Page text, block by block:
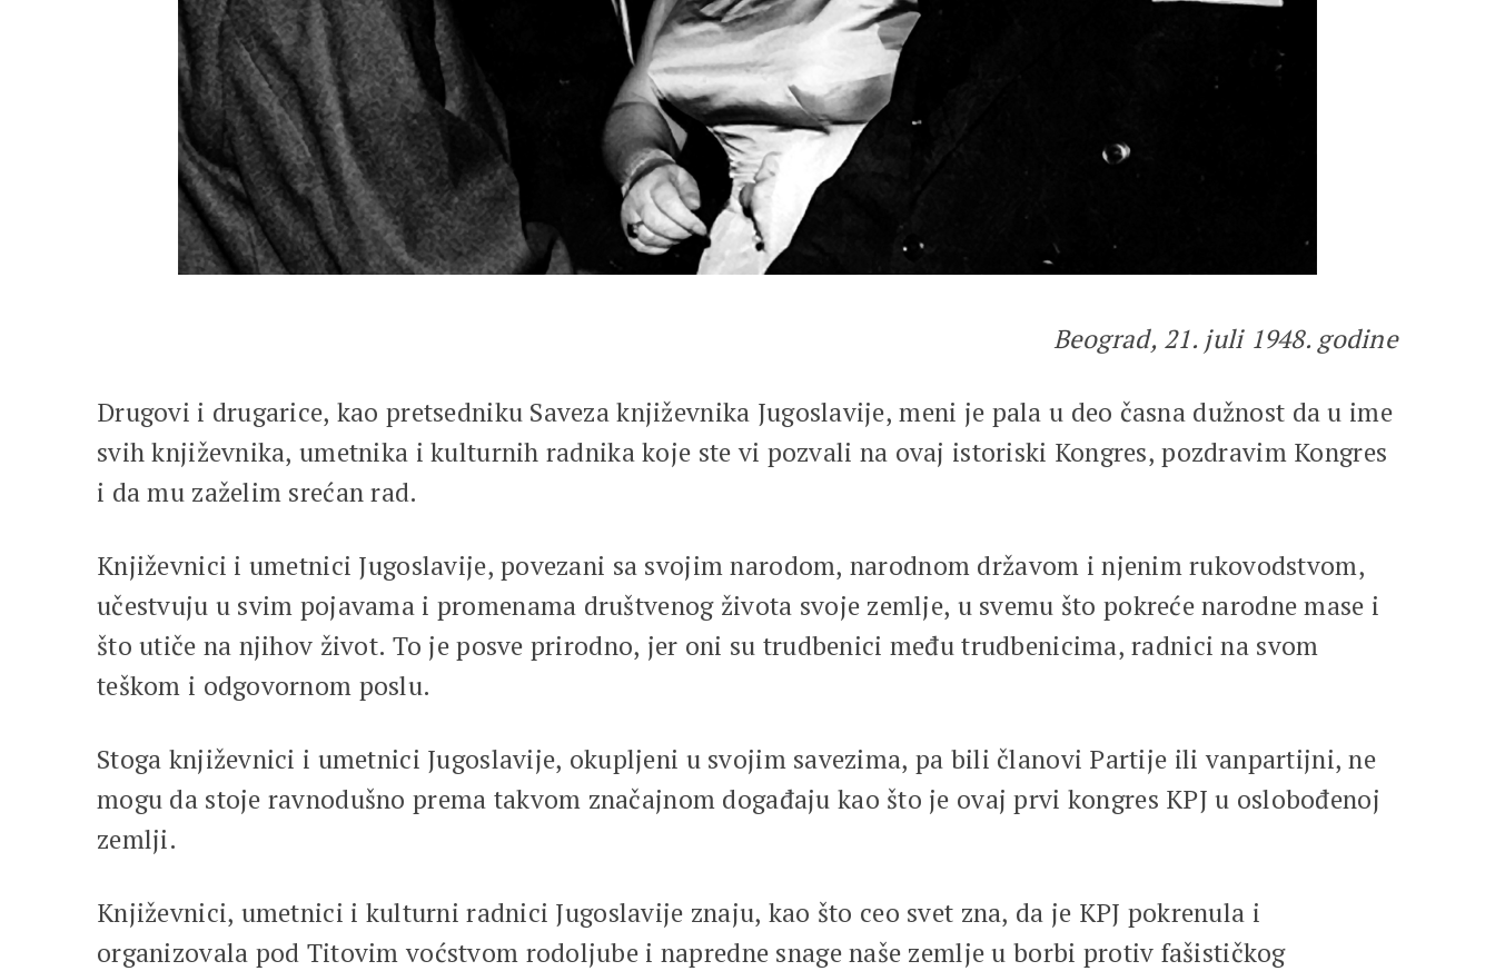
Beograd, 21. juli 1948. godine
Drugovi i drugarice, kao pretsedniku Saveza književnika Jugoslavije, meni je pala u deo časna dužnost da u ime
svih književnika, umetnika i kulturnih radnika koje ste vi pozvali na ovaj istoriski Kongres, pozdravim Kongres
i da mu zaželim srećan rad.
Književnici i umetnici Jugoslavije, povezani sa svojim narodom, narodnom državom i njenim rukovodstvom,
učestvuju u svim pojavama i promenama društvenog života svoje zemlje, u svemu što pokreće narodne mase i
što utiče na njihov život. To je posve prirodno, jer oni su trudbenici među trudbenicima, radnici na svom
teškom i odgovornom poslu.
Stoga književnici i umetnici Jugoslavije, okupljeni u svojim savezima, pa bili članovi Partije ili vanpartijni, ne
mogu da stoje ravnodušno prema takvom značajnom događaju kao što je ovaj prvi kongres KPJ u oslobođenoj
zemlji.
Književnici, umetnici i kulturni radnici Jugoslavije znaju, kao što ceo svet zna, da je KPJ pokrenula i
organizovala pod Titovim voćstvom rodoljube i napredne snage naše zemlje u borbi protiv fašističkog